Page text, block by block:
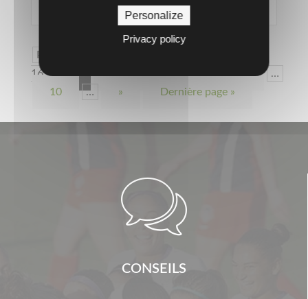
Page 1 sur
16
…
10
… » Dernière page »

CONSEILS
Personalize
Privacy policy